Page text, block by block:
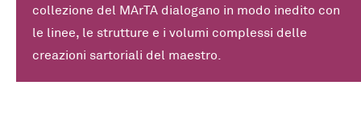
collezione del MArTA dialogano in modo inedito con
le linee, le strutture e i volumi complessi delle
creazioni sartoriali del maestro.